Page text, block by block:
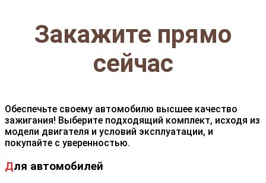
Закажите прямо
сейчас
Обеспечьте своему автомобилю высшее качество
зажигания! Выберите подходящий комплект, исходя из
модели двигателя и условий эксплуатации, и
покупайте с уверенностью.
Для автомобилей